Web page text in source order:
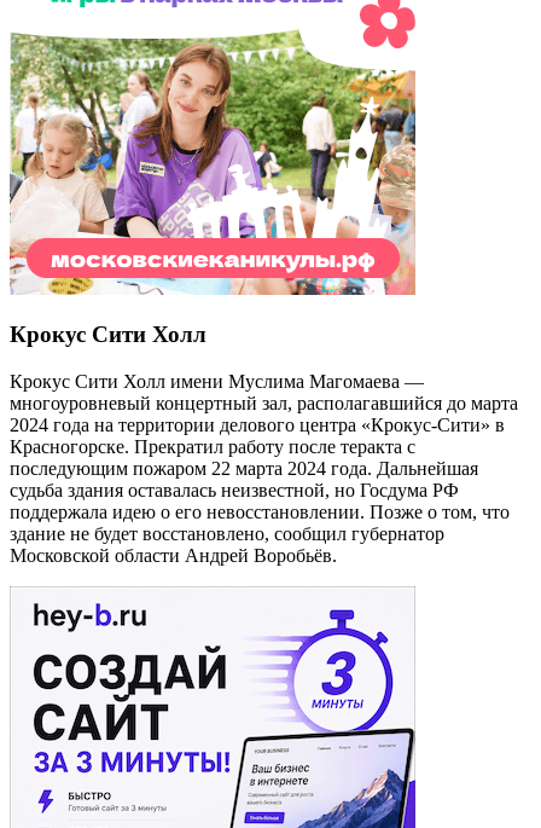
Крокус Сити Холл
Крокус Сити Холл имени Муслима Магомаева —
многоуровневый концертный зал, располагавшийся до марта
2024 года на территории делового центра «Крокус-Сити» в
Красногорске. Прекратил работу после теракта с
последующим пожаром 22 марта 2024 года. Дальнейшая
судьба здания оставалась неизвестной, но Госдума РФ
поддержала идею о его невосстановлении. Позже о том, что
здание не будет восстановлено, сообщил губернатор
Московской области Андрей Воробьёв.